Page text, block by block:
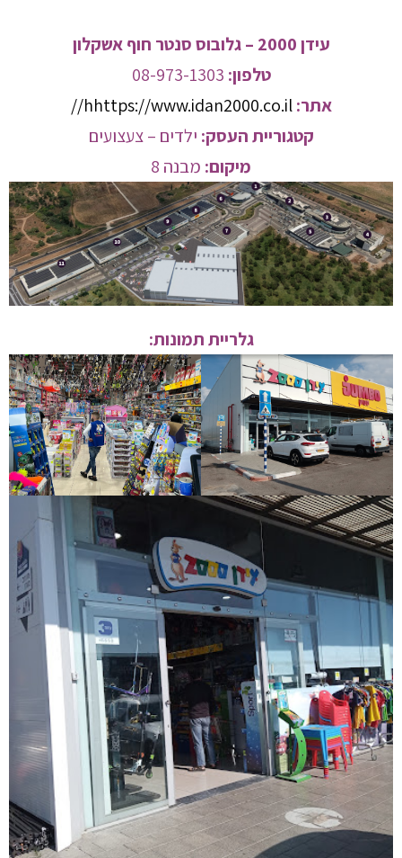
עידן 2000 – גלובוס סנטר חוף אשקלון
טלפון:
אתר:hhttps://www.idan2000.co.il//
קטגוריית העסק: ילדים – צעצועים
מיקום: מבנה 8
גלריית תמונות: